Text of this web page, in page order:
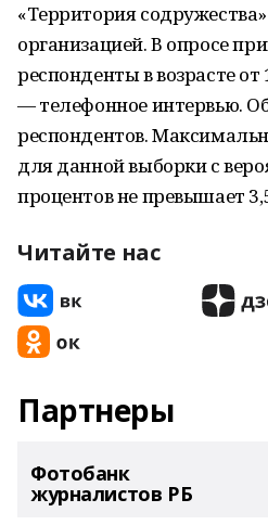
«Территория
организацией. В опросе
респонденты в возрасте
— телефонное интервью.
респондентов.
для данной выборки с
процентов не превышает
Читайте нас
Партнеры
Фотобанк
журналистов РБ